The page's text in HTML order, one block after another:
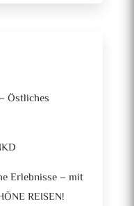
Östliches
Erlebnisse – mit
REISEN!